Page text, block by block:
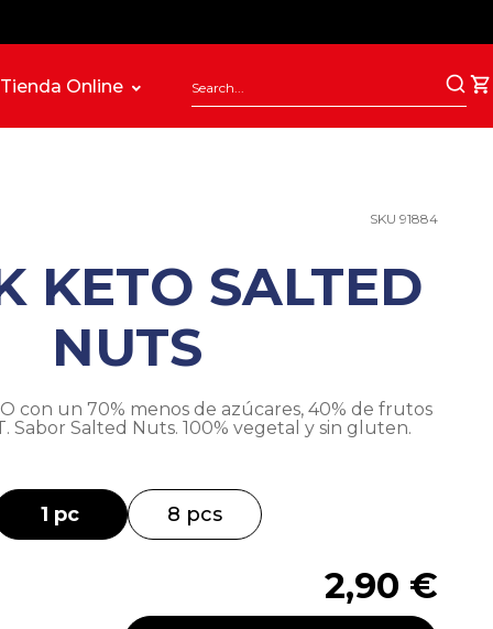
Tienda Online
SKU 91884
KETO SALTED
NUTS
con un 70% menos de azúcares, 40% de frutos
Sabor Salted Nuts. 100% vegetal y sin gluten.
1 pc 8 pcs
2,90 €